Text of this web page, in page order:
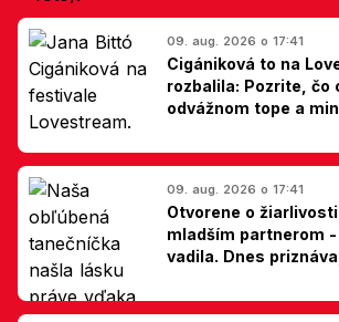
09. aug. 2026 o 17:41
Cigániková to na
rozbalila: Pozrite, čo
odvážnom tope a
09. aug. 2026 o 17:41
Otvorene o
mladším partnerom
vadila. Dnes